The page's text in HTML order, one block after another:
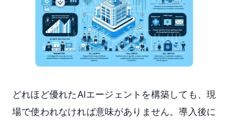
どれほど優れたAIエージェントを構築しても、現
場で使われなければ意味がありません。導入後に